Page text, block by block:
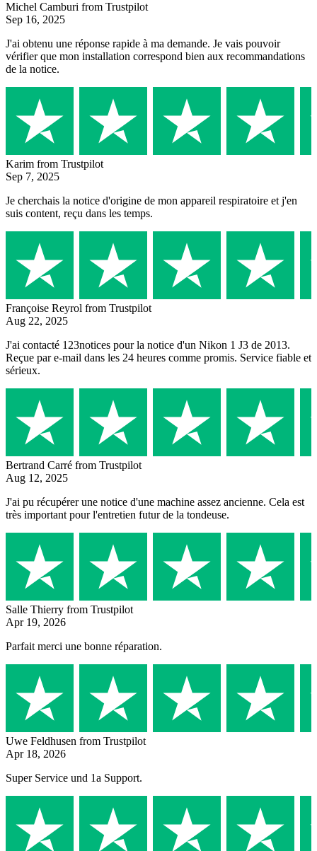
Michel Camburi from Trustpilot
Sep 16, 2025
J'ai obtenu une réponse rapide à ma demande. Je vais pouvoir
vérifier que mon installation correspond bien aux recommandations
de la notice.
Karim from Trustpilot
Sep 7, 2025
Je cherchais la notice d'origine de mon appareil respiratoire et j'en
suis content, reçu dans les temps.
Françoise Reyrol from Trustpilot
Aug 22, 2025
J'ai contacté 123notices pour la notice d'un Nikon 1 J3 de 2013.
Reçue par e-mail dans les 24 heures comme promis. Service fiable et
sérieux.
Bertrand Carré from Trustpilot
Aug 12, 2025
J'ai pu récupérer une notice d'une machine assez ancienne. Cela est
très important pour l'entretien futur de la tondeuse.
Salle Thierry from Trustpilot
Apr 19, 2026
Parfait merci une bonne réparation.
Uwe Feldhusen from Trustpilot
Apr 18, 2026
Super Service und 1a Support.